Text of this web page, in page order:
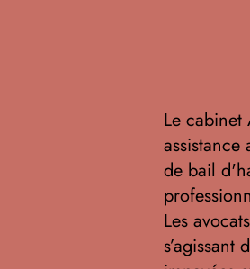
Le cabinet
de bail
Les